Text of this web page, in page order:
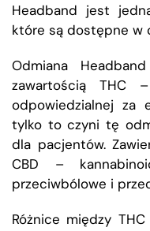
Headband jest
które są dostępne w
Odmiana
zawartością THC
odpowiedzialnej za
tylko to czyni tę
dla pacjentów.
CBD –
przeciwbólowe i
Różnice między